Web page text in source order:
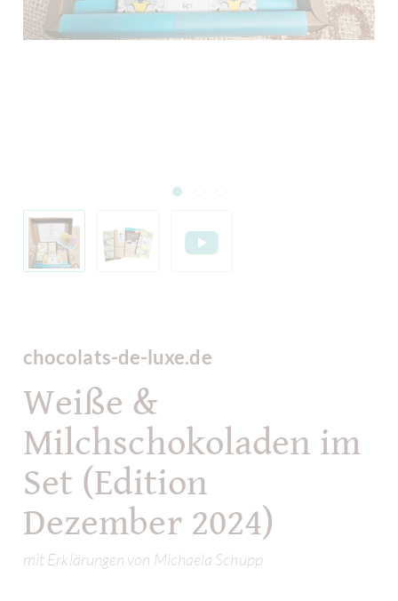
chocolats-de-luxe.de
Weiße &
Milchschokoladen im
Set (Edition
Dezember 2024)
mit Erklärungen von Michaela Schupp